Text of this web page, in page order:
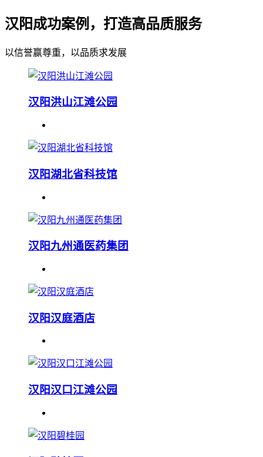
汉阳成功案例，打造高品质服务
以信誉赢尊重，以品质求发展
汉阳洪山江滩公园
汉阳湖北省科技馆
汉阳九州通医药集团
汉阳汉庭酒店
汉阳汉口江滩公园